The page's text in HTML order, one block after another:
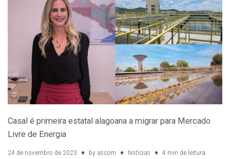
Casal é primeira estatal alagoana a migrar para Mercado
Livre de Energia
24 de novembro de 2023 by ascom Notícias 4 min de leitura